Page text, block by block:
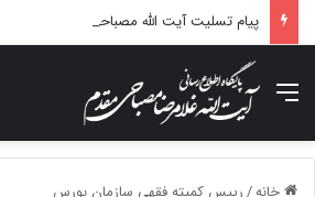
منو
خانه/رییس کمیته فقهی سازمان بورس